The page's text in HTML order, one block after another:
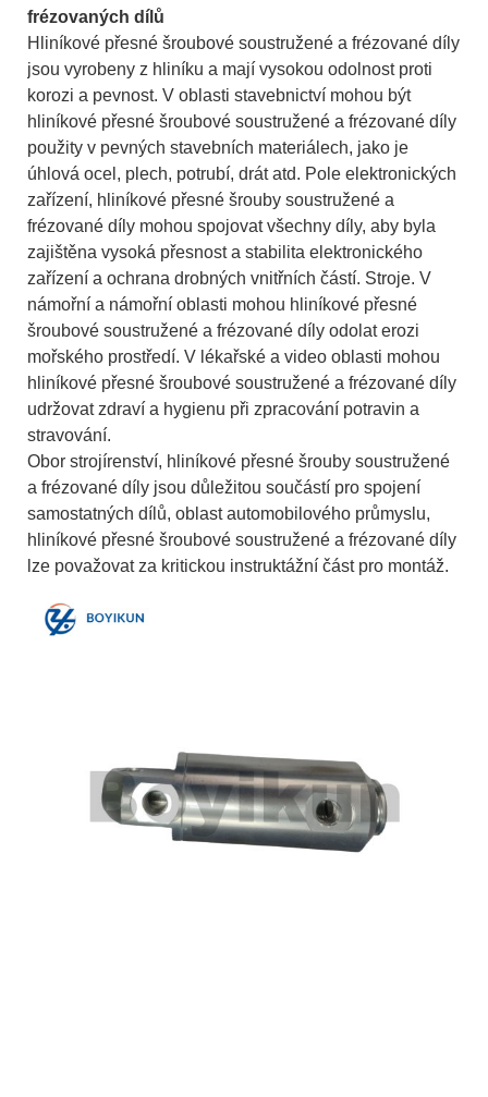
frézovaných dílů
Hliníkové přesné šroubové soustružené a frézované díly
jsou vyrobeny z hliníku a mají vysokou odolnost proti
korozi a pevnost. V oblasti stavebnictví mohou být
hliníkové přesné šroubové soustružené a frézované díly
použity v pevných stavebních materiálech, jako je
úhlová ocel, plech, potrubí, drát atd. Pole elektronických
zařízení, hliníkové přesné šrouby soustružené a
frézované díly mohou spojovat všechny díly, aby byla
zajištěna vysoká přesnost a stabilita elektronického
zařízení a ochrana drobných vnitřních částí. Stroje. V
námořní a námořní oblasti mohou hliníkové přesné
šroubové soustružené a frézované díly odolat erozi
mořského prostředí. V lékařské a video oblasti mohou
hliníkové přesné šroubové soustružené a frézované díly
udržovat zdraví a hygienu při zpracování potravin a
stravování.
Obor strojírenství, hliníkové přesné šrouby soustružené
a frézované díly jsou důležitou součástí pro spojení
samostatných dílů, oblast automobilového průmyslu,
hliníkové přesné šroubové soustružené a frézované díly
lze považovat za kritickou instruktážní část pro montáž.